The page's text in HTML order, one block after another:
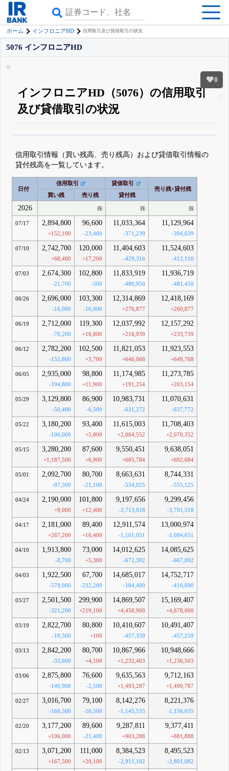
ホーム インフロニアHD 信用取引及び貸借取引の状況
0
5076 インフロニアHD
インフロニアHD（5076）の信用取引
及び貸借取引の状況
見られる
無料でβ版をはじめる
登録すると永久30%OFFと米株版の先行利用も付きます
信用取引情報（買い残高、売り残高）および貸借取引情報の
貸付残高を一覧しています。
日付
信用取引
貸借取引
売り残+貸付残
買い残
売り残 貸付残
2026 株 株 株
07/17 2,894,800
+152,100
96,600
-23,400
11,033,364
-371,239
11,129,964
-394,639
07/10 2,742,700
+68,400
120,000
+17,200
11,404,603
-429,316
11,524,603
-412,116
07/03 2,674,300
-21,700
102,800
-500
11,833,919
-480,950
11,936,719
-481,450
06/26 2,696,000
-16,000
103,300
-16,000
12,314,869
+276,877
12,418,169
+260,877
06/19 2,712,000
-70,200
119,300
+16,800
12,037,992
+216,939
12,157,292
+233,739
06/12 2,782,200
-152,800
102,500
+3,700
11,821,053
+646,068
11,923,553
+649,768
06/05 2,935,000
-194,800
98,800
+11,900
11,174,985
+191,254
11,273,785
+203,154
05/29 3,129,800
-50,400
86,900
-6,500
10,983,731
-631,272
11,070,631
-637,772
05/22 3,180,200
-100,000
93,400
+5,800
11,615,003
+2,064,552
11,708,403
+2,070,352
05/15 3,280,200
+1,187,500
87,600
+6,900
9,550,451
+685,784
9,638,051
+692,684
05/01 2,092,700
-97,300
80,700
-21,100
8,663,631
-534,025
8,744,331
-555,125
04/24 2,190,000
+9,000
101,800
+12,400
9,197,656
-3,713,918
9,299,456
-3,701,518
04/17 2,181,000
+267,200
89,400
+16,400
12,911,574
-1,101,051
13,000,974
-1,084,651
04/10 1,913,800
-8,700
73,000
+5,300
14,012,625
-672,392
14,085,625
-667,092
04/03 1,922,500
-579,000
67,700
-232,200
14,685,017
-184,490
14,752,717
-416,690
03/27 2,501,500
-321,200
299,900
+219,100
14,869,507
+4,458,900
15,169,407
+4,678,000
03/19 2,822,700
-19,500
80,800
+100
10,410,607
-457,359
10,491,407
-457,259
03/13 2,842,200
-33,600
80,700
+4,100
10,867,966
+1,232,403
10,948,666
+1,236,503
03/06 2,875,800
-140,900
76,600
-2,500
9,635,563
+1,493,287
9,712,163
+1,490,787
02/27 3,016,700
-160,500
79,100
-10,500
8,142,276
-1,145,535
8,221,376
-1,156,035
02/20 3,177,200
+106,000
89,600
-21,400
9,287,811
+903,288
9,377,411
+881,888
02/13 3,071,200
+167,500
111,000
+20,100
8,384,523
-2,911,182
8,495,523
-2,891,082